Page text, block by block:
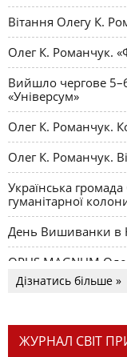
Вітання Олегу К.
Олег К. Романчук.
Вийшло чергове
«Універсум»
Олег К. Романчук.
Олег К. Романчук.
Українська
гуманітарної
День Вишиванки в
OPUS MAGNUM
Дізнатись більше »
ЖУРНАЛ СВІТ